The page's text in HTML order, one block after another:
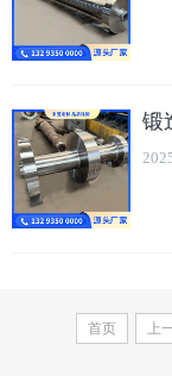
锻
首页 上